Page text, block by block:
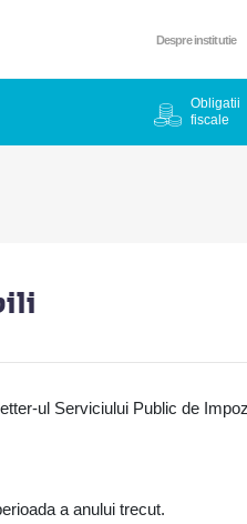
Despre institutie
Obligatii
fiscale
ul Serviciului Public de
a anului trecut.